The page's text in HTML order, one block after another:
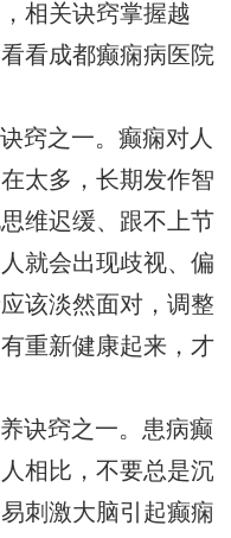
相关诀窍掌握越
看成都癫痫病医院
窍之一。癫痫对人
太多，长期发作智
维迟缓、跟不上节
就会出现歧视、偏
该淡然面对，调整
重新健康起来，才
诀窍之一。患病癫
相比，不要总是沉
刺激大脑引起癫痫